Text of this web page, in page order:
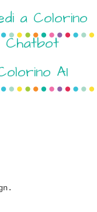
a Colorino
Chatbot
AI
.